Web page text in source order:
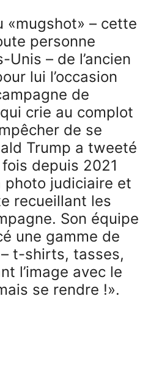
«mugshot» – cette
personne
– de l’ancien
lui l’occasion
de
crie au complot
de se
Trump a tweeté
depuis 2021
judiciaire et
recueillant les
Son équipe
une gamme de
t-shirts, tasses,
l’image avec le
se rendre !».